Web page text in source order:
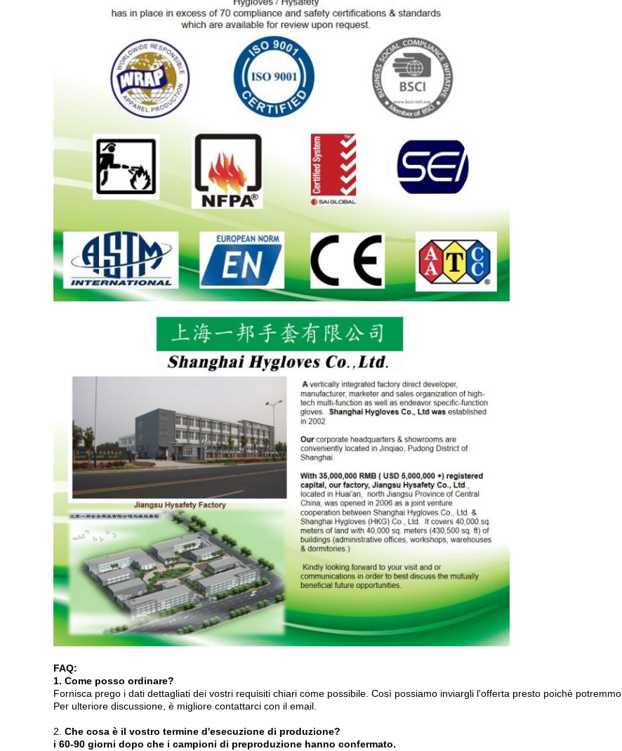
FAQ:
1. Come posso ordinare?
Fornisca prego i dati dettagliati dei vostri requisiti chiari come possibile. Così possiamo inviargli l'offerta presto poichè potremmo.
Per ulteriore discussione, è migliore contattarci con il email.
2. Che cosa è il vostro termine d'esecuzione di produzione?
i 60-90 giorni dopo che i campioni di preproduzione hanno confermato.